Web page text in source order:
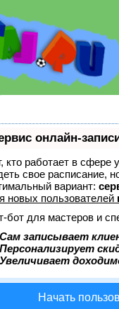
учителям и
онлайн-
кто работает в сфере
свое расписание,
вариант:
новых пользователей
бот для мастеров и
Сам записывает
Персонализирует
Увеличивает
Начать